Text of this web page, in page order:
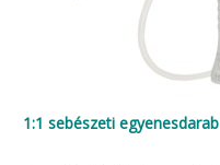
1:1 sebészeti